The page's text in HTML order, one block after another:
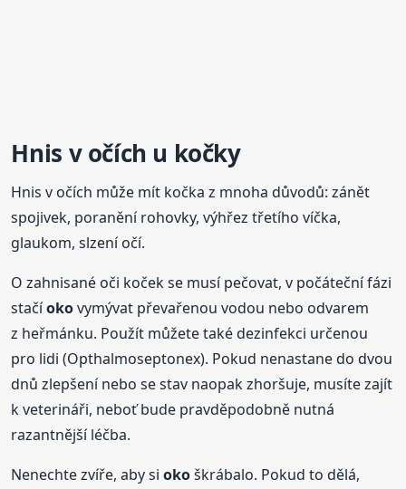
Hnis v očích u kočky
Hnis v očích může mít kočka z mnoha důvodů: zánět
spojivek, poranění rohovky, výhřez třetího víčka,
glaukom, slzení očí.
O zahnisané oči koček se musí pečovat, v počáteční fázi
stačíokovymývat převařenou vodou nebo odvarem
z heřmánku. Použít můžete také dezinfekci určenou
pro lidi (Opthalmoseptonex). Pokud nenastane do dvou
dnů zlepšení nebo se stav naopak zhoršuje, musíte zajít
k veterináři, neboť bude pravděpodobně nutná
razantnější léčba.
Nenechte zvíře, aby siokoškrábalo. Pokud to dělá,